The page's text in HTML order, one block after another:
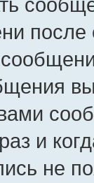
и
не